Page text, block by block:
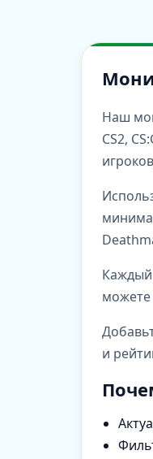
Наш
CS2,
Каждый
можете
и